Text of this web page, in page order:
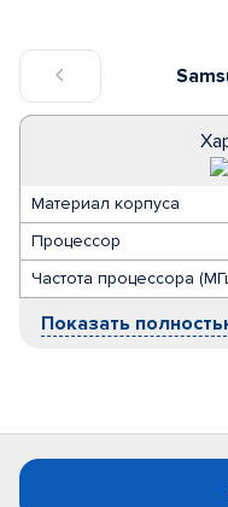
Материал корпуса
Процессор
Частота процессора
Показать